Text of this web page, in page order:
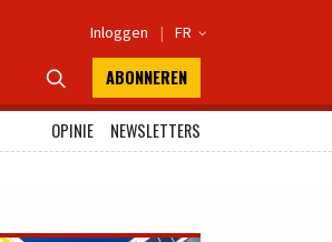
Inloggen | FR 
 ABONNEREN
OPINIE
NEWSLETTERS